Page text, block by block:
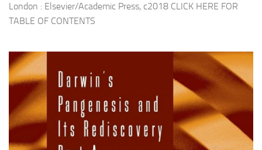
London : Elsevier/Academic Press, c2018 CLICK HERE FOR
TABLE OF CONTENTS